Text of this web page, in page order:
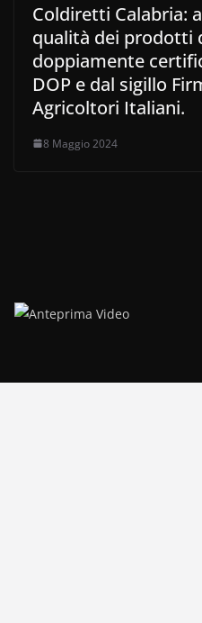
Coldiretti Calabria:
qualità dei prodotti
doppiamente
DOP e dal sigillo
Agricoltori Italiani.
8 Maggio 2024